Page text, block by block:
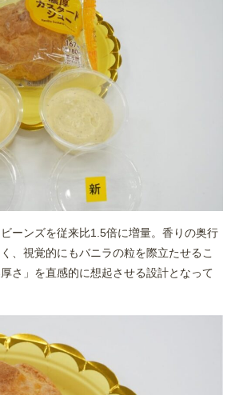
ーンズを従来比1.5倍に増量。香りの奥行
、視覚的にもバニラの粒を際立たせるこ
さ」を直感的に想起させる設計となって